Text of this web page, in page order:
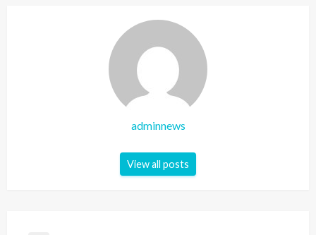
adminnews
View all posts